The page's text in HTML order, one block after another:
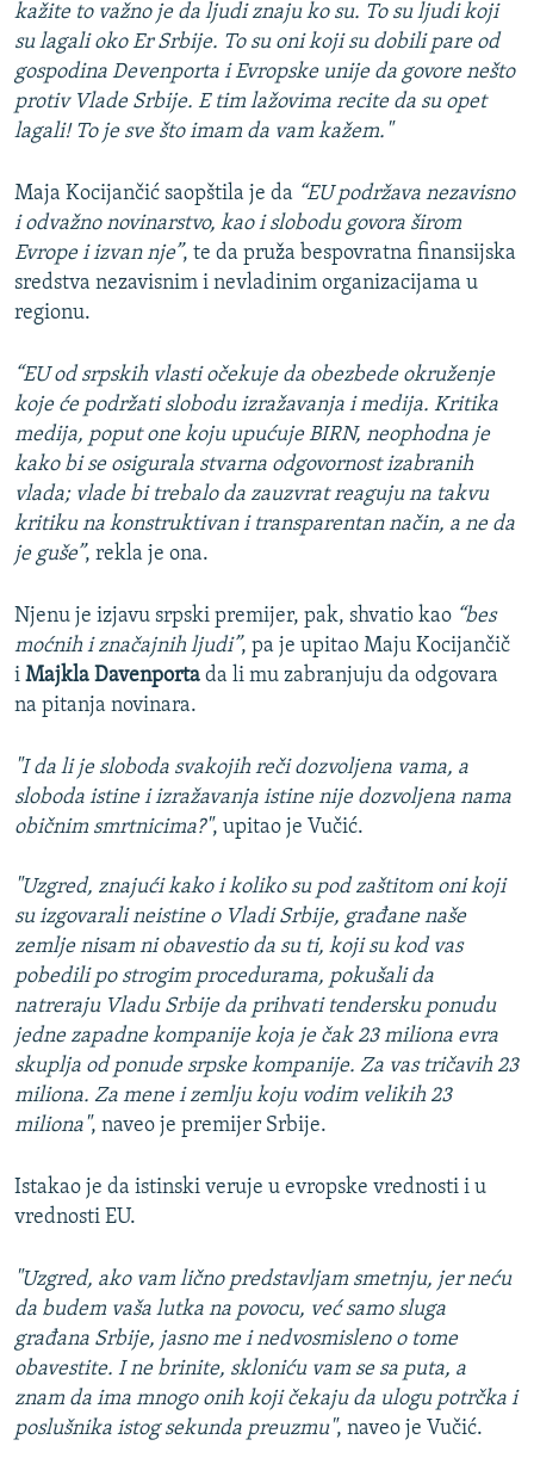
kažite to važno je da ljudi znaju ko su. To su ljudi koji
su lagali oko Er Srbije. To su oni koji su dobili pare od
gospodina Devenporta i Evropske unije da govore nešto
protiv Vlade Srbije. E tim lažovima recite da su opet
lagali! To je sve što imam da vam kažem."
Maja Kocijančić saopštila je da “EU podržava nezavisno
i odvažno novinarstvo, kao i slobodu govora širom
Evrope i izvan nje”, te da pruža bespovratna finansijska
sredstva nezavisnim i nevladinim organizacijama u
regionu.
“EU od srpskih vlasti očekuje da obezbede okruženje
koje će podržati slobodu izražavanja i medija. Kritika
medija, poput one koju upućuje BIRN, neophodna je
kako bi se osigurala stvarna odgovornost izabranih
vlada; vlade bi trebalo da zauzvrat reaguju na takvu
kritiku na konstruktivan i transparentan način, a ne da
je guše”, rekla je ona.
Njenu je izjavu srpski premijer, pak, shvatio kao “bes
moćnih i značajnih ljudi”, pa je upitao Maju Kocijančič
i Majkla Davenporta da li mu zabranjuju da odgovara
na pitanja novinara.
"I da li je sloboda svakojih reči dozvoljena vama, a
sloboda istine i izražavanja istine nije dozvoljena nama
običnim smrtnicima?", upitao je Vučić.
"Uzgred, znajući kako i koliko su pod zaštitom oni koji
su izgovarali neistine o Vladi Srbije, građane naše
zemlje nisam ni obavestio da su ti, koji su kod vas
pobedili po strogim procedurama, pokušali da
natreraju Vladu Srbije da prihvati tendersku ponudu
jedne zapadne kompanije koja je čak 23 miliona evra
skuplja od ponude srpske kompanije. Za vas tričavih 23
miliona. Za mene i zemlju koju vodim velikih 23
miliona", naveo je premijer Srbije.
Istakao je da istinski veruje u evropske vrednosti i u
vrednosti EU.
"Uzgred, ako vam lično predstavljam smetnju, jer neću
da budem vaša lutka na povocu, već samo sluga
građana Srbije, jasno me i nedvosmisleno o tome
obavestite. I ne brinite, skloniću vam se sa puta, a
znam da ima mnogo onih koji čekaju da ulogu potrčka i
poslušnika istog sekunda preuzmu", naveo je Vučić.